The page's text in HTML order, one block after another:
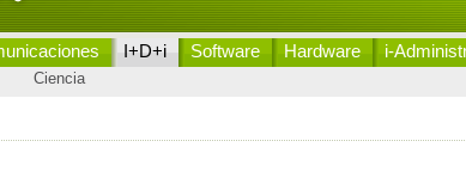
I+D+i Software Hardware i-
Ciencia